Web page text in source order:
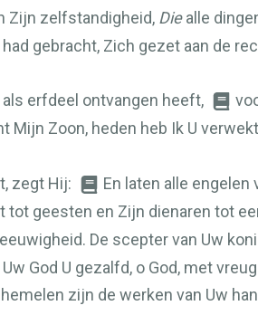
Zijn zelfstandigheid, Diealle
gebracht, Zich gezet aan de
erfdeel ontvangen heeft,
Mijn Zoon, heden heb Ik U
zegt Hij:
En laten alle engelen
tot geesten en Zijn dienaren tot
De scepter van Uw
God U gezalfd, o God, met
zijn de werken van Uw